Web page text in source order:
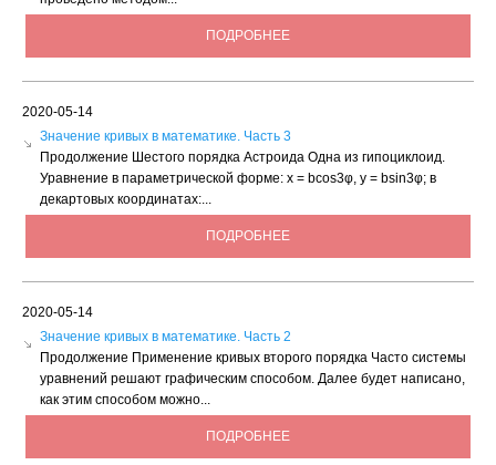
ПОДРОБНЕЕ
2020-05-14
Значение кривых в математике. Часть 3
Продолжение Шестого порядка Астроида Одна из гипоциклоид.
Уравнение в параметрической форме: х = bсоs3φ, у = bsin3φ; в
декартовых координатах:...
ПОДРОБНЕЕ
2020-05-14
Значение кривых в математике. Часть 2
Продолжение Применение кривых второго порядка Часто системы
уравнений решают графическим способом. Далее будет написано,
как этим способом можно...
ПОДРОБНЕЕ